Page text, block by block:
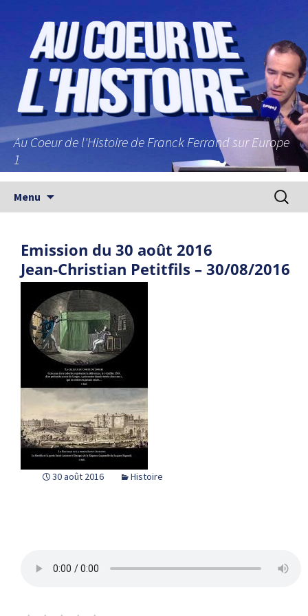
Au Coeur de l'Histoire de Franck Ferrand sur Europe
1
Menu
Emission du 30 août 2016
Jean-Christian Petitfils – 30/08/2016
30 août 2016 Histoire